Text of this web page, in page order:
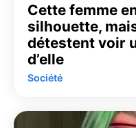
Cette femme
silhouette,
détestent voir
d’elle
Société